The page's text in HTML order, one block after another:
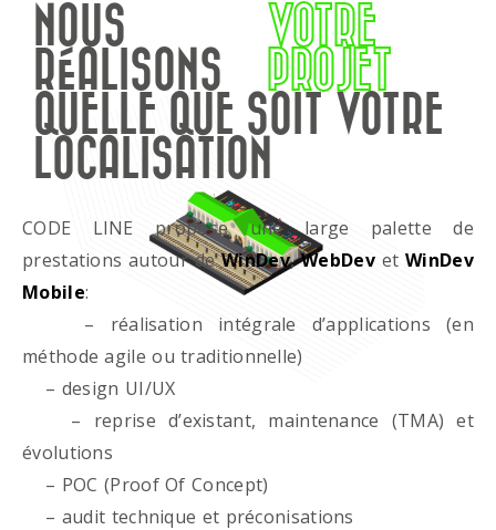
NOUS
RÉALISONS
VOTRE
PROJET
QUELLE QUE SOIT VOTRE
LOCALISATION
CODE LINE propose une large palette de
prestations autour deWinDev,WebDevet WinDev
Mobile:
– réalisation intégrale d’applications (en
méthode agile ou traditionnelle)
– design UI/UX
– reprise d’existant, maintenance (TMA) et
évolutions
– POC (Proof Of Concept)
– audit technique et préconisations